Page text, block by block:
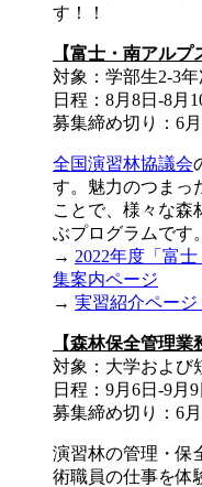
す！！
【富士・南アルプ
対象：学部生2-3
日程：8月8日-8月
募集締め切り：6月
全国演習林協議会
す。魅力のつまっ
ことで、様々な森
ぶプログラムです。
→ 2022年度「富
集案内ページ
→ 実習紹介ページ
【森林保全管理業
対象：大学および
日程：9月6日-9月9
募集締め切り：6月
演習林の管理・保
術職員の仕事を体